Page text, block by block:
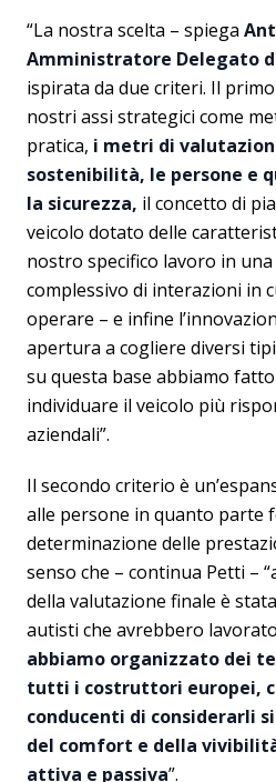
“La nostra scelta – spiega
Amministratore Delegato
ispirata da due criteri. Il
nostri assi strategici come
pratica, i metri di
sostenibilità, le persone e
la sicurezza, il concetto di
veicolo dotato delle
nostro specifico lavoro in
complessivo di interazioni in
operare – e infine
apertura a cogliere diversi
su questa base abbiamo
individuare il veicolo più
aziendali”.
Il secondo criterio è
alle persone in quanto parte
determinazione delle
senso che – continua Petti –
della valutazione finale è
autisti che avrebbero
abbiamo organizzato dei
tutti i costruttori europei,
conducenti di considerarli
del comfort e della
attiva e passiva”.